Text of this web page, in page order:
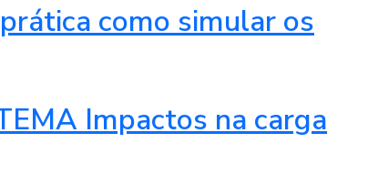
como simular os
Impactos na carga